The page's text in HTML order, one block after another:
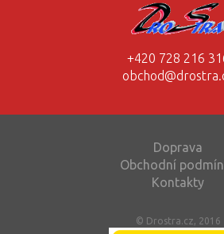
+420 728 216
Doprava
Obchodní
Kontakty
© Drostra.cz, 2016